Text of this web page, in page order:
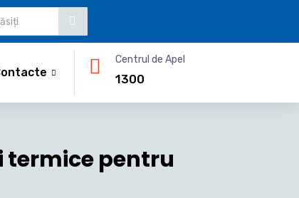
Centrul de Apel
1300
termice pentru